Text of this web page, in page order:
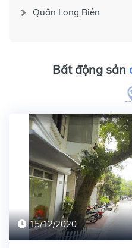
Quận Long Biên
Bất động sản
15/12/2020